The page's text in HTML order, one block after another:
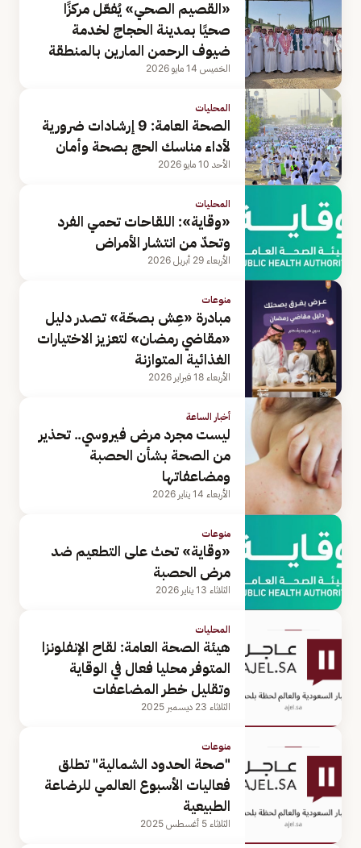
«القصيم الصحي» يُفعّل مركزًا
صحيًا بمدينة الحجاج لخدمة
ضيوف الرحمن المارين بالمنطقة
الخميس 14 مايو 2026
المحليات
الصحة العامة: 9 إرشادات ضرورية
لأداء مناسك الحج بصحة وأمان
الأحد 10 مايو 2026
المحليات
«وقاية»: اللقاحات تحمي الفرد
وتحدّ من انتشار الأمراض
الأربعاء 29 أبريل 2026
منوعات
مبادرة «عِش بصحّة» تصدر دليل
«مقاضي رمضان» لتعزيز الاختيارات
الغذائية المتوازنة
الأربعاء 18 فبراير 2026
أخبار الساعة
ليست مجرد مرض فيروسي.. تحذير
من الصحة بشأن الحصبة
ومضاعفاتها
الأربعاء 14 يناير 2026
منوعات
«وقاية» تحث على التطعيم ضد
مرض الحصبة
الثلاثاء 13 يناير 2026
المحليات
هيئة الصحة العامة: لقاح الإنفلونزا
المتوفر محليا فعال في الوقاية
وتقليل خطر المضاعفات
الثلاثاء 23 ديسمبر 2025
منوعات
"صحة الحدود الشمالية" تطلق
فعاليات الأسبوع العالمي للرضاعة
الطبيعية
الثلاثاء 5 أغسطس 2025